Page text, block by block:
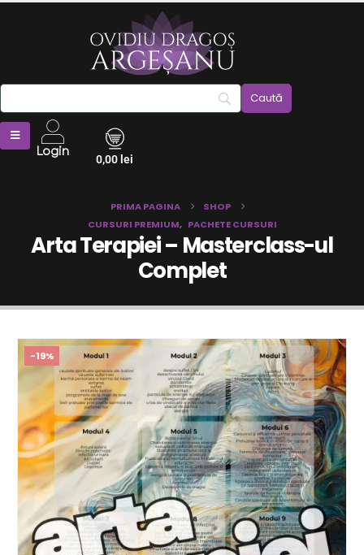
Login 0,00 lei
PRIMA PAGINA
SHOP
CURSURI PREMIUM, PACHETE CURSURI
Arta Terapiei – Masterclass-ul
Complet
-19%